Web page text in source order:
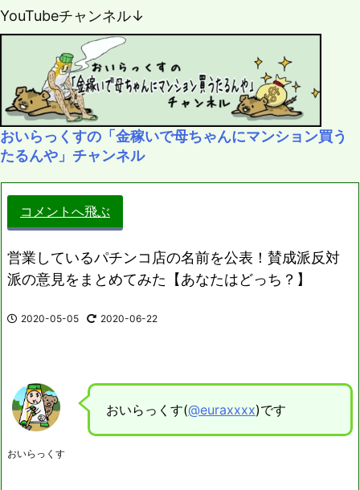
YouTubeチャンネル↓
おいらっくすの「金稼いで母ちゃんにマンション買う
たるんや」チャンネル
コメントへ飛ぶ
営業しているパチンコ店の名前を公表！賛成派反対
派の意見をまとめてみた【あなたはどっち？】
2020-05-05 2020-06-22
おいらっくす
おいらっくす(@euraxxxx)です